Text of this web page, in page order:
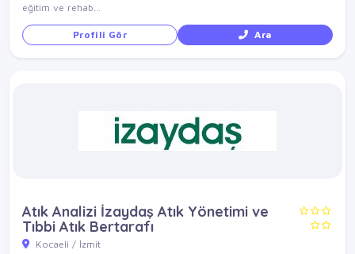
eğitim ve rehab...
Profili Gör Ara
Atık Analizi İzaydaş Atık Yönetimi ve
Tıbbi Atık Bertarafı
Kocaeli / İzmit